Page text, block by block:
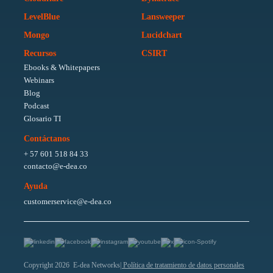
LevelBlue
Lansweeper
Mongo
Lucidchart
Recursos
Ebooks & Whitepapers
Webinars
Blog
Podcast
Glosario TI
CSIRT
Contáctanos
+ 57 601 518 84 33
contacto@e-dea.co
Ayuda
customerservice@e-dea.co
Copyright 2026 E-dea Networks | Política de tratamiento de datos personales